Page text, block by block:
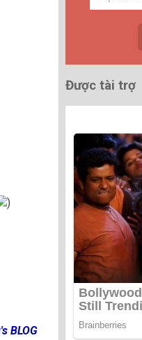
)
BLOG
Được tài trợ